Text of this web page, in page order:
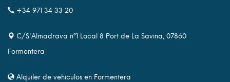
+34 971 34 33 20
C/S'Almadrava nº1 Local 8 Port de La Savina, 07860
Formentera
Alquiler de vehiculos en Formentera